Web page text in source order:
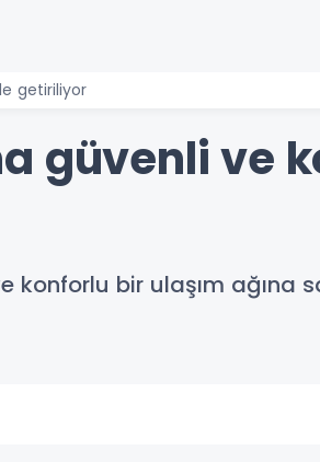
getiriliyor
güvenli ve
konforlu bir ulaşım ağına